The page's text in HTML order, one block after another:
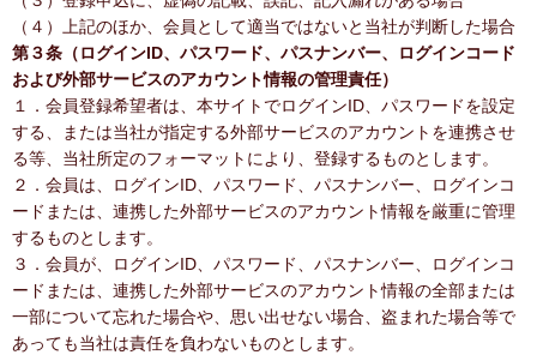
（４）上記のほか、会員として適当ではないと当社が判断した場合
第３条（ログインID、パスワード、パスナンバー、ログインコード
および外部サービスのアカウント情報の管理責任）
１．会員登録希望者は、本サイトでログインID、パスワードを設定
する、または当社が指定する外部サービスのアカウントを連携させ
る等、当社所定のフォーマットにより、登録するものとします。
２．会員は、ログインID、パスワード、パスナンバー、ログインコ
ードまたは、連携した外部サービスのアカウント情報を厳重に管理
するものとします。
３．会員が、ログインID、パスワード、パスナンバー、ログインコ
ードまたは、連携した外部サービスのアカウント情報の全部または
一部について忘れた場合や、思い出せない場合、盗まれた場合等で
あっても当社は責任を負わないものとします。